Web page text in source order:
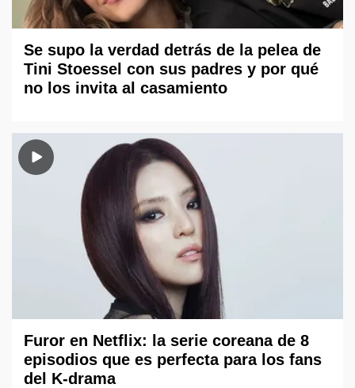
Se supo la verdad detrás de la pelea de
Tini Stoessel con sus padres y por qué
no los invita al casamiento
Furor en Netflix: la serie coreana de 8
episodios que es perfecta para los fans
del K-drama